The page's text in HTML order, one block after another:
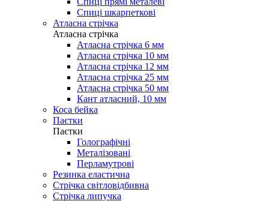
Спиці шкарпеткові
Атласна стрічка
Атласна стрічка
Атласна стрічка 6 мм
Атласна стрічка 10 мм
Атласна стрічка 12 мм
Атласна стрічка 25 мм
Атласна стрічка 50 мм
Кант атласний, 10 мм
Коса бейка
Паєтки
Паєтки
Голографічні
Металізовані
Перламутрові
Резинка еластична
Стрічка світловідбивна
Стрічка липучка